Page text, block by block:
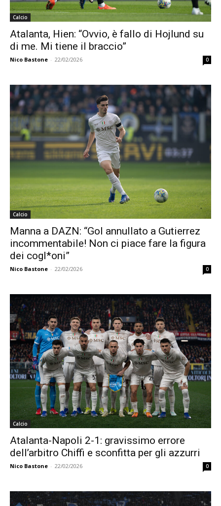
Calcio
Atalanta, Hien: “Ovvio, è fallo di Hojlund su
di me. Mi tiene il braccio”
Nico Bastone - 22/02/2026 0
Calcio
Manna a DAZN: “Gol annullato a Gutierrez
incommentabile! Non ci piace fare la figura
dei cogl*oni”
Nico Bastone - 22/02/2026 0
Calcio
Atalanta-Napoli 2-1: gravissimo errore
dell’arbitro Chiffi e sconfitta per gli azzurri
Nico Bastone - 22/02/2026 0